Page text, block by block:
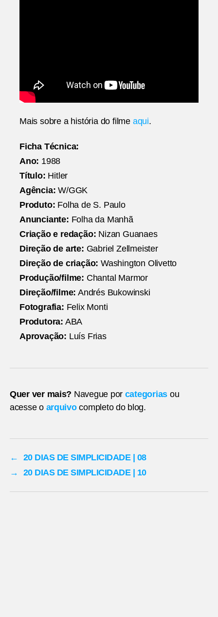
Mais sobre a história do filme aqui.
Ficha Técnica:
Ano: 1988
Título: Hitler
Agência: W/GGK
Produto: Folha de S. Paulo
Anunciante: Folha da Manhã
Criação e redação: Nizan Guanaes
Direção de arte: Gabriel Zellmeister
Direção de criação: Washington Olivetto
Produção/filme: Chantal Marmor
Direção/filme: Andrés Bukowinski
Fotografia: Felix Monti
Produtora: ABA
Aprovação: Luís Frias
Quer ver mais? Navegue por categorias ou
acesse o arquivocompleto do blog.
←
20 DIAS DE SIMPLICIDADE | 08
→
20 DIAS DE SIMPLICIDADE | 10